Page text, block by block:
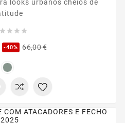
looks urbanos cheios de
   
-40% 66,00 €Preço
Preço